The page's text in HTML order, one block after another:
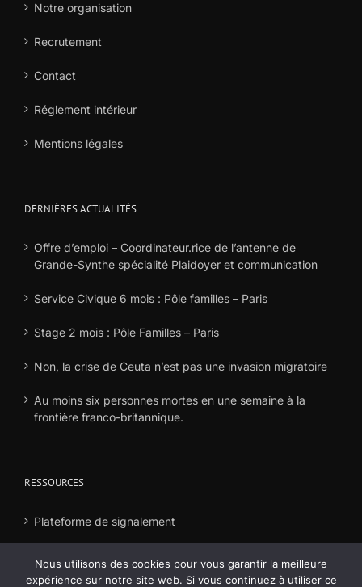
Notre organisation
Recrutement
Contact
Réglement intérieur
Mentions légales
DERNIÈRES ACTUALITÉS
Offre d’emploi – Coordinateur.rice de l’antenne de
Grande-Synthe spécialité Plaidoyer et communication
Service Civique 6 mois : Pôle familles – Paris
Stage 2 mois : Pôle Familles – Paris
Non, la crise de Ceuta n’est pas une invasion migratoire
Au moins six personnes mortes en une semaine à la
frontière franco-britannique.
RESSOURCES
Plateforme de signalement
Nous utilisons des cookies pour vous garantir la meilleure
expérience sur notre site web. Si vous continuez à utiliser ce